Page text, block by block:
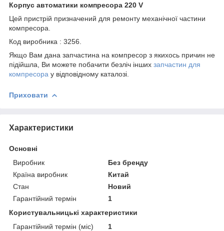
Корпус автоматики компресора 220 V
Цей пристрій призначений для ремонту механічної частини
компресора.
Код виробника : 3256.
Якщо Вам дана запчастина на компресор з якихось причин не
підійшла, Ви можете побачити безліч інших запчастин для
компресора у відповідному каталозі.
Приховати
Характеристики
Основні
Виробник
Без бренду
Країна виробник
Китай
Стан
Новий
Гарантійний термін
1
Користувальницькі характеристики
Гарантійний термін (міс)
1